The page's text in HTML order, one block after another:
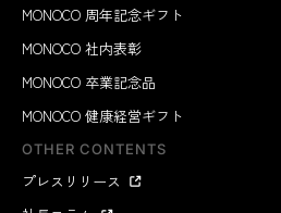
MONOCO 周年記念ギフト
MONOCO 社内表彰
MONOCO 卒業記念品
MONOCO 健康経営ギフト
OTHER CONTENTS
プレスリリース